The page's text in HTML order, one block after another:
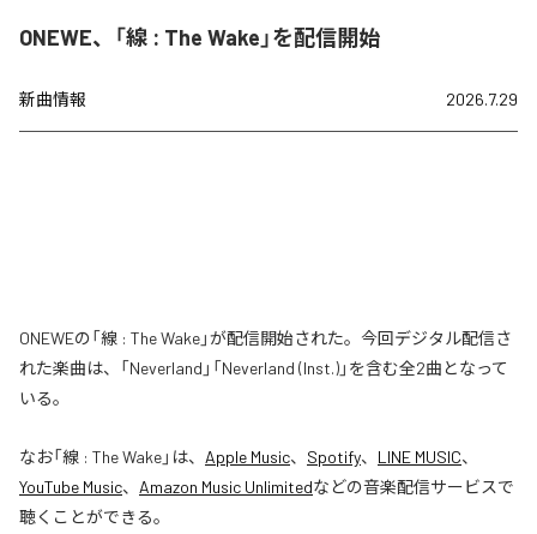
ONEWE、「線 : The Wake」を配信開始
新曲情報 2026.7.29
ONEWEの「線 : The Wake」が配信開始された。今回デジタル配信さ
れた楽曲は、「Neverland」「Neverland (Inst.)」を含む全2曲となって
いる。
なお「線 : The Wake」は、 Apple Music、 Spotify、 LINE MUSIC、
YouTube Music、 Amazon Music Unlimitedなどの音楽配信サービスで
聴くことができる。